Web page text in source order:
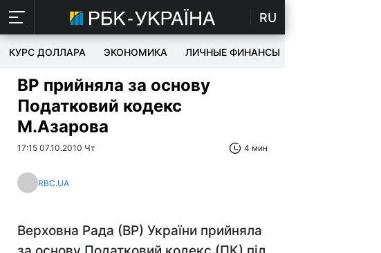
RU
КУРС ДОЛЛАРА ЭКОНОМИКА ЛИЧНЫЕ ФИНАНСЫ
ВР прийняла за основу
Податковий кодекс
М.Азарова
17:15 07.10.2010 Чт 4 мин
RBC.UA
Верховна Рада (ВР) України прийняла